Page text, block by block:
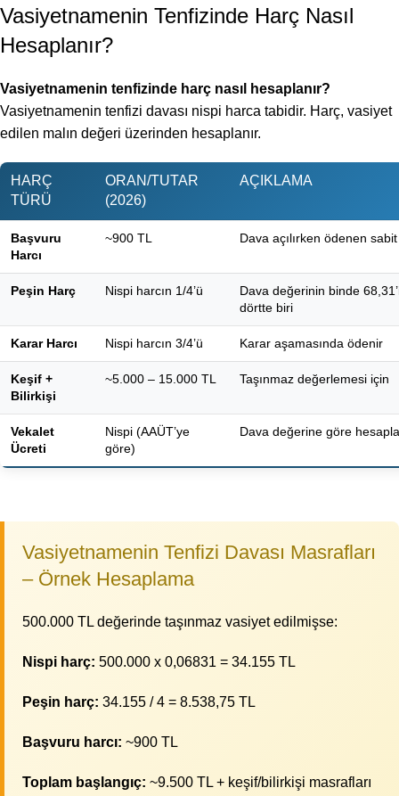
Vasiyetnamenin Tenfizinde Harç Nasıl
Hesaplanır?
Vasiyetnamenin tenfizinde harç nasıl hesaplanır?
Vasiyetnamenin tenfizi davası nispi harca tabidir. Harç, vasiyet
edilen malın değeri üzerinden hesaplanır.
HARÇ
TÜRÜ
ORAN/TUTAR
(2026)
AÇIKLAMA
Başvuru
Harcı
~900 TL Dava açılırken ödenen
Peşin Harç Nispi harcın 1/4’ü
Dava değerinin binde
dörtte biri
Karar Harcı Nispi harcın 3/4’ü Karar aşamasında ödenir
Keşif +
Bilirkişi
~5.000 – 15.000 TL Taşınmaz değerlemesi için
Vekalet
Ücreti
Nispi (AAÜT’ye
göre)
Dava değerine göre
Vasiyetnamenin Tenfizi Davası Masrafları
– Örnek Hesaplama
500.000 TL değerinde taşınmaz vasiyet edilmişse:
Nispi harç: 500.000 x 0,06831 = 34.155 TL
Peşin harç: 34.155 / 4 = 8.538,75 TL
Başvuru harcı: ~900 TL
Toplam başlangıç: ~9.500 TL + keşif/bilirkişi masrafları